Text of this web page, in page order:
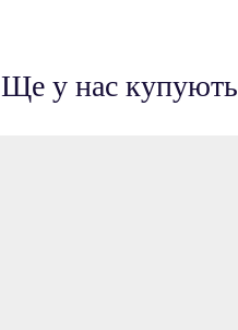
Ще у нас купують